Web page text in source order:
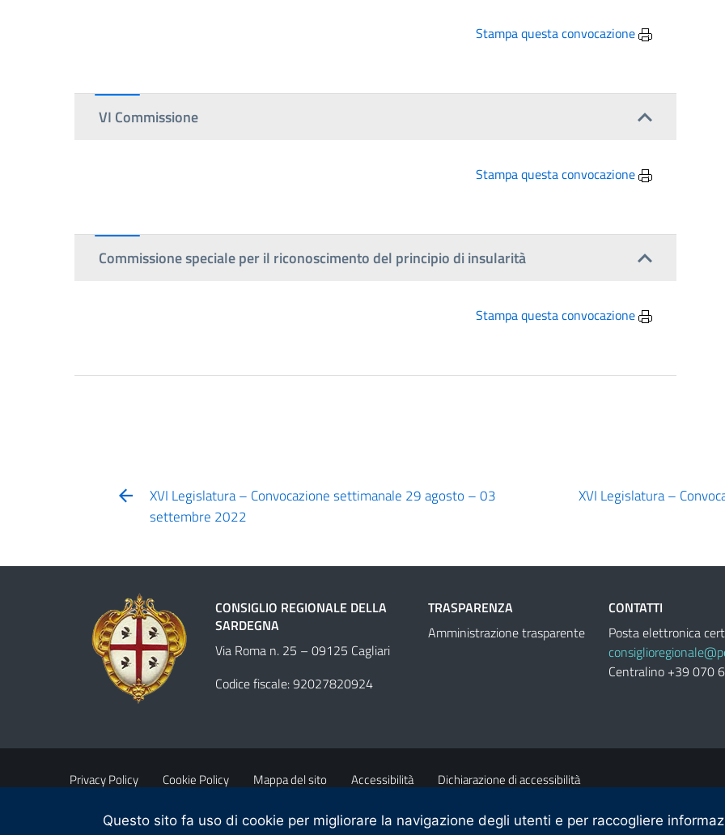
Stampa questa convocazione
VI Commissione
Stampa questa convocazione
Commissione speciale per il riconoscimento del principio di insularità
Stampa questa convocazione
XVI Legislatura – Convocazione settimanale 29 agosto – 03
settembre 2022
XVI Legislatura –
CONSIGLIO REGIONALE DELLA
SARDEGNA
Via Roma n. 25 – 09125 Cagliari
Codice fiscale: 92027820924
TRASPARENZA
Amministrazione trasparente
CONTATTI
Posta elettronica
Centralino +39 070
Privacy Policy Cookie Policy Mappa del sito Accessibilità Dichiarazione di accessibilità
Obiettivi di accessibilità Contatti
Questo sito fa uso di cookie per migliorare la navigazione degli utenti e per raccogliere